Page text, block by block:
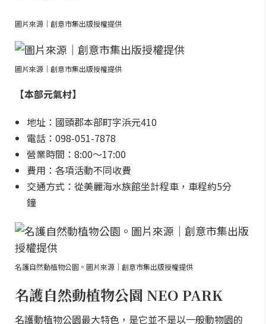
圖片來源｜創意市集出版授權提供
圖片來源｜創意市集出版授權提供
【本部元氣村】
地址：國頭郡本部町字浜元410
電話：098-051-7878
營業時間：8:00～17:00
費用：各項活動不同收費
交通方式：從美麗海水族館坐計程車，車程約5分
鐘
名護自然動植物公園。圖片來源｜創意市集出版授權提供
名護自然動植物公園 NEO PARK
名護動植物公園最大特色，是它並不是以一般動物園的